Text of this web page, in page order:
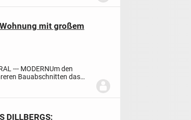
mit großem
--- MODERNUm den
Bauabschnitten das
und...
DILLBERGS: